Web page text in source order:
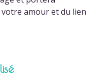
amour et du lien